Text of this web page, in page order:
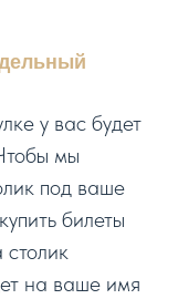
у вас будет
мы
под ваше
билеты
на ваше имя